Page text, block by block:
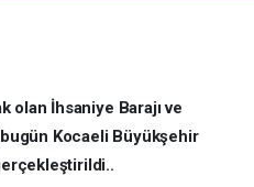
olan İhsaniye Barajı ve
bugün Kocaeli Büyükşehir